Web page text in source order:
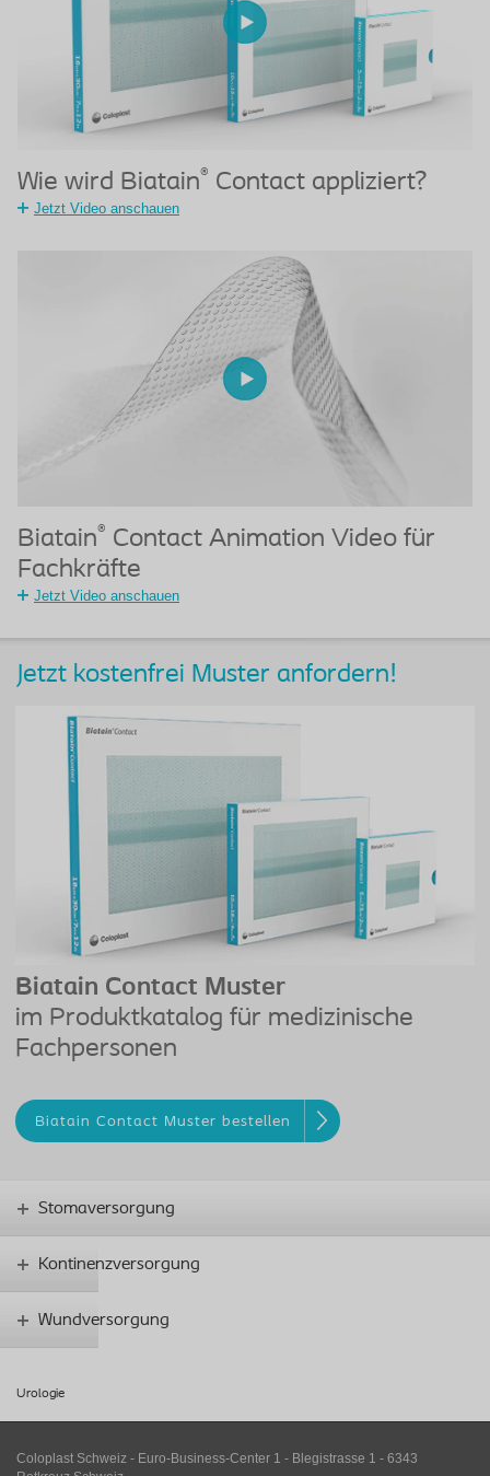
Wie wird Biatain® Contact appliziert?
Jetzt Video anschauen
Biatain® Contact Animation Video für
Fachkräfte
Jetzt Video anschauen
Jetzt kostenfrei Muster anfordern!
Biatain Contact Muster
im Produktkatalog für medizinische
Fachpersonen
Biatain Contact Muster bestellen
Stomaversorgung
Kontinenzversorgung
Wundversorgung
Urologie
Coloplast Schweiz - Euro-Business-Center 1 - Blegistrasse 1 - 6343